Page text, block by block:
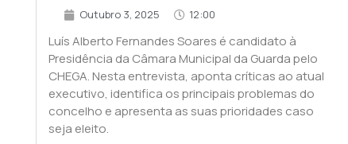
Outubro 3, 2025 12:00
Luís Alberto Fernandes Soares é candidato à
Presidência da Câmara Municipal da Guarda pelo
CHEGA. Nesta entrevista, aponta críticas ao atual
executivo, identifica os principais problemas do
concelho e apresenta as suas prioridades caso
seja eleito.